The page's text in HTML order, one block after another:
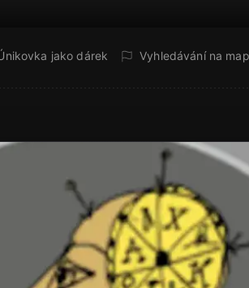
jako dárek Vyhledávání na